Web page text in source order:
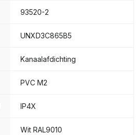
93520-2
UNXD3C865B5
Kanaalafdichting
PVC M2
IP4X
Wit RAL9010